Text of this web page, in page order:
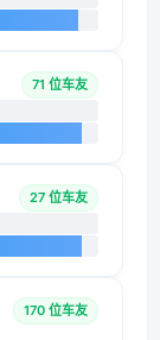
71 位车友
27 位车友
170 位车友